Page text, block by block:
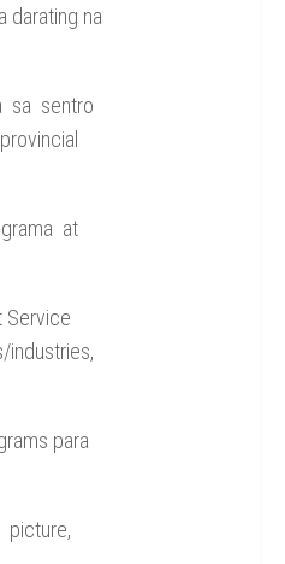
darating na
sa sentro
at
Service
industries,
para
picture,